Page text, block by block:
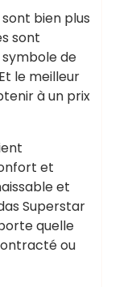
bien plus
sont
symbole de
le meilleur
à un prix
et
et
Superstar
quelle
ou